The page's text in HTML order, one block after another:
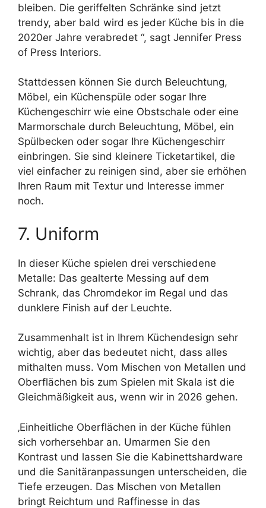
bleiben. Die geriffelten Schränke sind jetzt
trendy, aber bald wird es jeder Küche bis in die
2020er Jahre verabredet “, sagt Jennifer Press
of Press Interiors.
Stattdessen können Sie durch Beleuchtung,
Möbel, ein Küchenspüle oder sogar Ihre
Küchengeschirr wie eine Obstschale oder eine
Marmorschale durch Beleuchtung, Möbel, ein
Spülbecken oder sogar Ihre Küchengeschirr
einbringen. Sie sind kleinere Ticketartikel, die
viel einfacher zu reinigen sind, aber sie erhöhen
Ihren Raum mit Textur und Interesse immer
noch.
7. Uniform
In dieser Küche spielen drei verschiedene
Metalle: Das gealterte Messing auf dem
Schrank, das Chromdekor im Regal und das
dunklere Finish auf der Leuchte.
Zusammenhalt ist in Ihrem Küchendesign sehr
wichtig, aber das bedeutet nicht, dass alles
mithalten muss. Vom Mischen von Metallen und
Oberflächen bis zum Spielen mit Skala ist die
Gleichmäßigkeit aus, wenn wir in 2026 gehen.
‚Einheitliche Oberflächen in der Küche fühlen
sich vorhersehbar an. Umarmen Sie den
Kontrast und lassen Sie die Kabinettshardware
und die Sanitäranpassungen unterscheiden, die
Tiefe erzeugen. Das Mischen von Metallen
bringt Reichtum und Raffinesse in das